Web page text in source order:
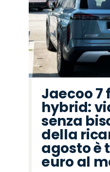
Jaecoo 7
hybrid:
senza
della
agosto è
euro al